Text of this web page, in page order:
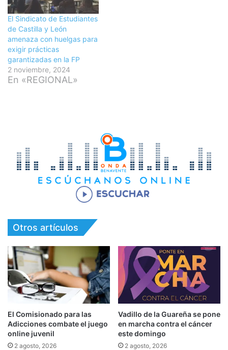
El Sindicato de Estudiantes
de Castilla y León
amenaza con huelgas para
exigir prácticas
garantizadas en la FP
2 noviembre, 2024
En «REGIONAL»
Otros artículos
El Comisionado para las
Adicciones combate el juego
online juvenil
2 agosto, 2026
Vadillo de la Guareña se pone
en marcha contra el cáncer
este domingo
2 agosto, 2026